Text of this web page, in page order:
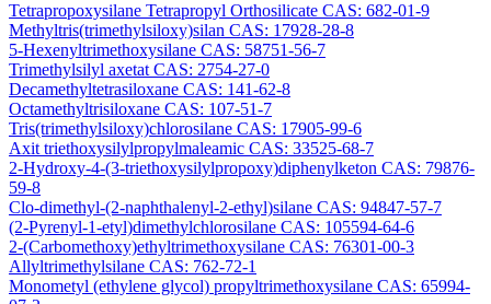
Tetrapropoxysilane Tetrapropyl Orthosilicate CAS: 682-01-9
Methyltris(trimethylsiloxy)silan CAS: 17928-28-8
5-Hexenyltrimethoxysilane CAS: 58751-56-7
Trimethylsilyl axetat CAS: 2754-27-0
Decamethyltetrasiloxane CAS: 141-62-8
Octamethyltrisiloxane CAS: 107-51-7
Tris(trimethylsiloxy)chlorosilane CAS: 17905-99-6
Axit triethoxysilylpropylmaleamic CAS: 33525-68-7
2-Hydroxy-4-(3-triethoxysilylpropoxy)diphenylketon CAS: 79876-
59-8
Clo-dimethyl-(2-naphthalenyl-2-ethyl)silane CAS: 94847-57-7
(2-Pyrenyl-1-etyl)dimethylchlorosilane CAS: 105594-64-6
2-(Carbomethoxy)ethyltrimethoxysilane CAS: 76301-00-3
Allyltrimethylsilane CAS: 762-72-1
Monometyl (ethylene glycol) propyltrimethoxysilane CAS: 65994-